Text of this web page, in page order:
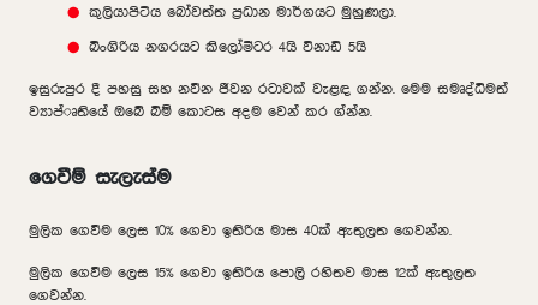
කුලියාපිටිය බෝවත්ත ප්‍රධාන මාර්ගයට මුහුණලා.
බිංගිරිය නගරයට කිලෝමීටර 4යි විනාඩි 5යි
ඉසුරුපුර දී පහසු සහ නවීන ජීවන රටාවක් වැළඳ ගන්න. මෙම සමෘද්ධිමත්
ව්‍යාප්ෘතියේ ඔබේ බිම් කොටස අදම වෙන් කර ග්න්න.
ගෙවීම් සැලැස්ම
මුලික ගෙවීම ලෙස 10% ගෙවා ඉතිරිය මාස 40ක් ඇතුලත ගෙවන්න.
මුලික ගෙවීම ලෙස 15% ගෙවා ඉතිරිය පොලි රහිතව මාස 12ක් ඇතුලත
ගෙවන්න.